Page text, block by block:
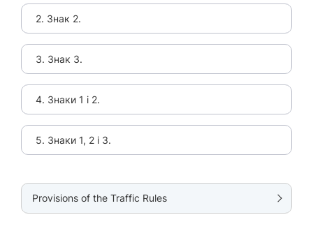
2. Знак 2.
3. Знак 3.
4. Знаки 1 і 2.
5. Знаки 1, 2 і 3.
Provisions of the Traffic Rules